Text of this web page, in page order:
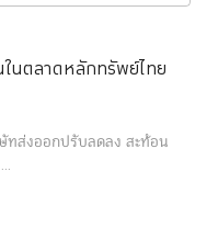
นตลาดหลักทรัพย์ไทย
ทส่งออกปรับลดลง สะท้อน